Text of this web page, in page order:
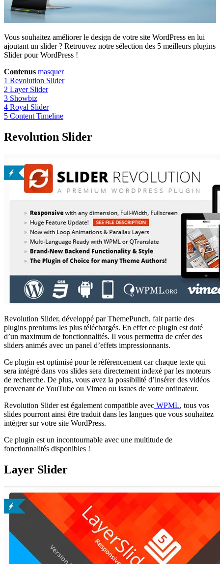
Vous souhaitez améliorer le design de votre site WordPress en lui
ajoutant un slider ? Retrouvez notre sélection des 5 meilleurs plugins
Slider pour WordPress !
Contenus masquer
1 Revolution Slider
2 Layer Slider
3 Showbiz
4 Royal Slider
5 Content Timeline
Revolution Slider
Revolution Slider, développé par ThemePunch, fait partie des
plugins preniums les plus téléchargés. En effet ce plugin est doté
d’un maximum de fonctionnalités. Il vous permettra de créer des
sliders animés avec un panel d’effets impressionnants.
Ce plugin est optimisé pour le référencement car chaque texte qui
sera intégré dans vos slides sera directement indexé par les moteurs
de recherche. De plus, vous avez la possibilité d’insérer des vidéos
provenant de YouTube ou Vimeo ou issues de votre ordinateur.
Revolution Slider est également compatible avec WPML, tous vos
slides pourront ainsi être traduit dans les langues que vous souhaitez
intégrer sur votre site WordPress.
Ce plugin est un incontournable avec une multitude de
fonctionnalités disponibles !
Layer Slider